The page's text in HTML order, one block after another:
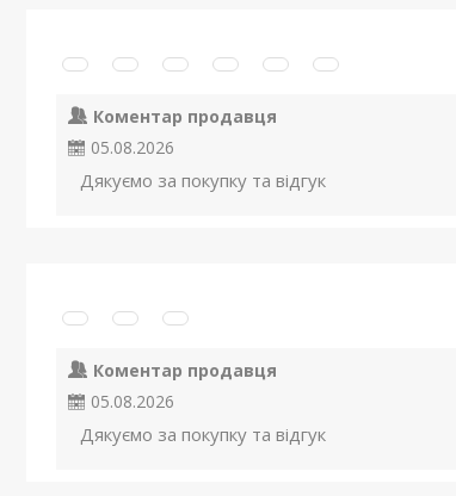
Коментар продавця
05.08.2026
Дякуємо за покупку та відгук
Коментар продавця
05.08.2026
Дякуємо за покупку та відгук